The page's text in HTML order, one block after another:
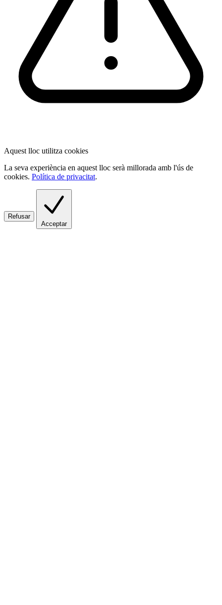
Aquest lloc utilitza cookies
La seva experiència en aquest lloc serà millorada amb l'ús de
cookies. Política de privacitat.
Refusar
Acceptar